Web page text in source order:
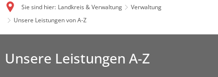
Sie sind hier: Landkreis & Verwaltung
Verwaltung
Unsere Leistungen von A-Z
Unsere Leistungen A-Z